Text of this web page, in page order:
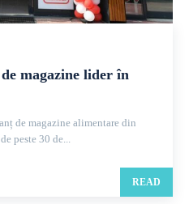
magazine lider în
de magazine alimentare din
peste 30 de...
READ